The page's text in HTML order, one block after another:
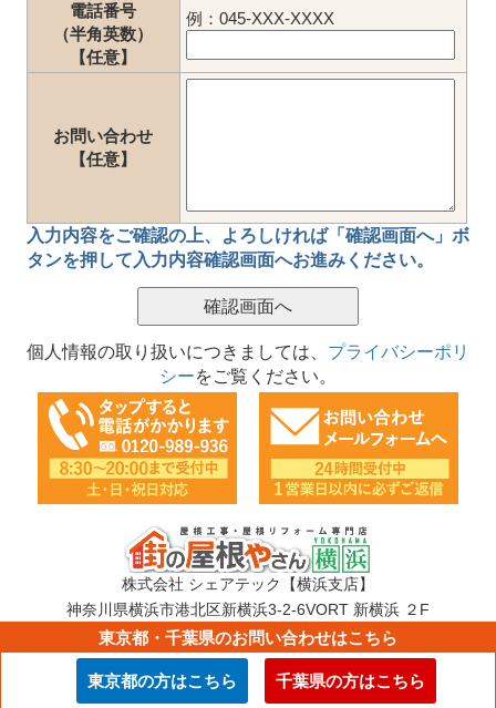
電話番号
（半角英数）
【任意】
例：045-XXX-XXXX
お問い合わせ
【任意】
入力内容をご確認の上、
よろしければ「確認画面へ」ボ
タンを押して 入力内容確認画面へお進みください。
個人情報の取り扱いにつきましては、 プライバシーポリ
シーをご覧ください。
東京都・千葉県のお問い合わせはこちら
東京都の方はこちら 千葉県の方はこちら
株式会社 シェアテック【横浜支店】
神奈川県横浜市港北区新横浜3-2-6VORT 新横浜 ２F
TEL：0120-989-936
E-mail：info@sharetech.co.jp
Copyright © 街の屋根やさん ALL Rights Reserved.